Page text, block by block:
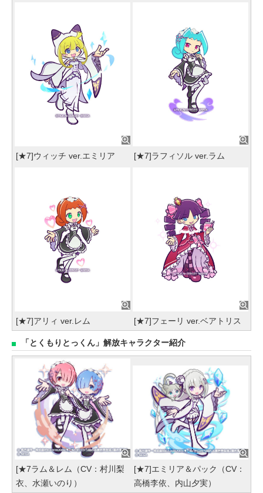
[★7]ウィッチ ver.エミリア [★7]ラフィソル ver.ラム
[★7]アリィ ver.レム [★7]フェーリ ver.ベアトリス
「とくもりとっくん」解放キャラクター紹介
[★7ラム＆レム（CV：村川梨
衣、水瀬いのり）
[★7]エミリア＆パック（CV：
高橋李依、内山夕実）